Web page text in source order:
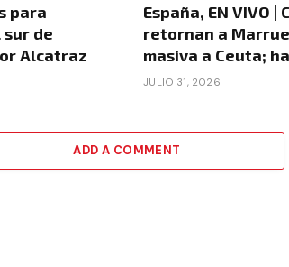
para
de
Alcatraz
España, EN VIVO
retornan a
masiva a Ceuta;
JULIO 31, 2026
ADD A COMMENT